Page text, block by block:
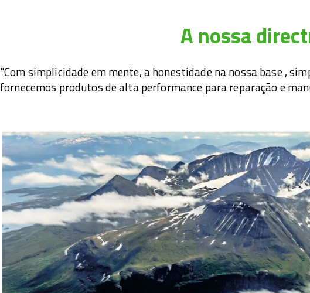
A nossa
"Com simplicidade em mente, a honestidade na nossa base ,
fornecemos produtos de alta performance para reparação e